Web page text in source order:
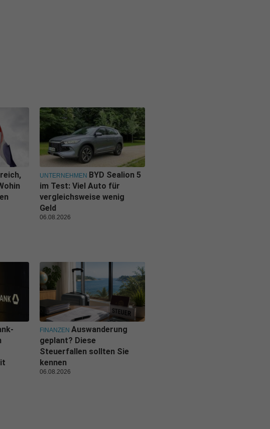
UNTERNEHMEN BYD Sealion 5
im Test: Viel Auto für
vergleichsweise wenig
Geld
06.08.2026
FINANZEN Auswanderung
geplant? Diese
Steuerfallen sollten Sie
kennen
06.08.2026